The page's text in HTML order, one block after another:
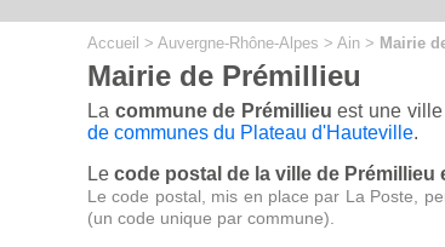
Accueil > Auvergne-Rhône-Alpes > Ain > Mairie
Mairie de Prémillieu
La commune de Prémillieu est une
de communes du Plateau d'Hauteville.
Le code postal de la ville de Prémillieu
Le code postal, mis en place par La Poste,
(un code unique par commune).